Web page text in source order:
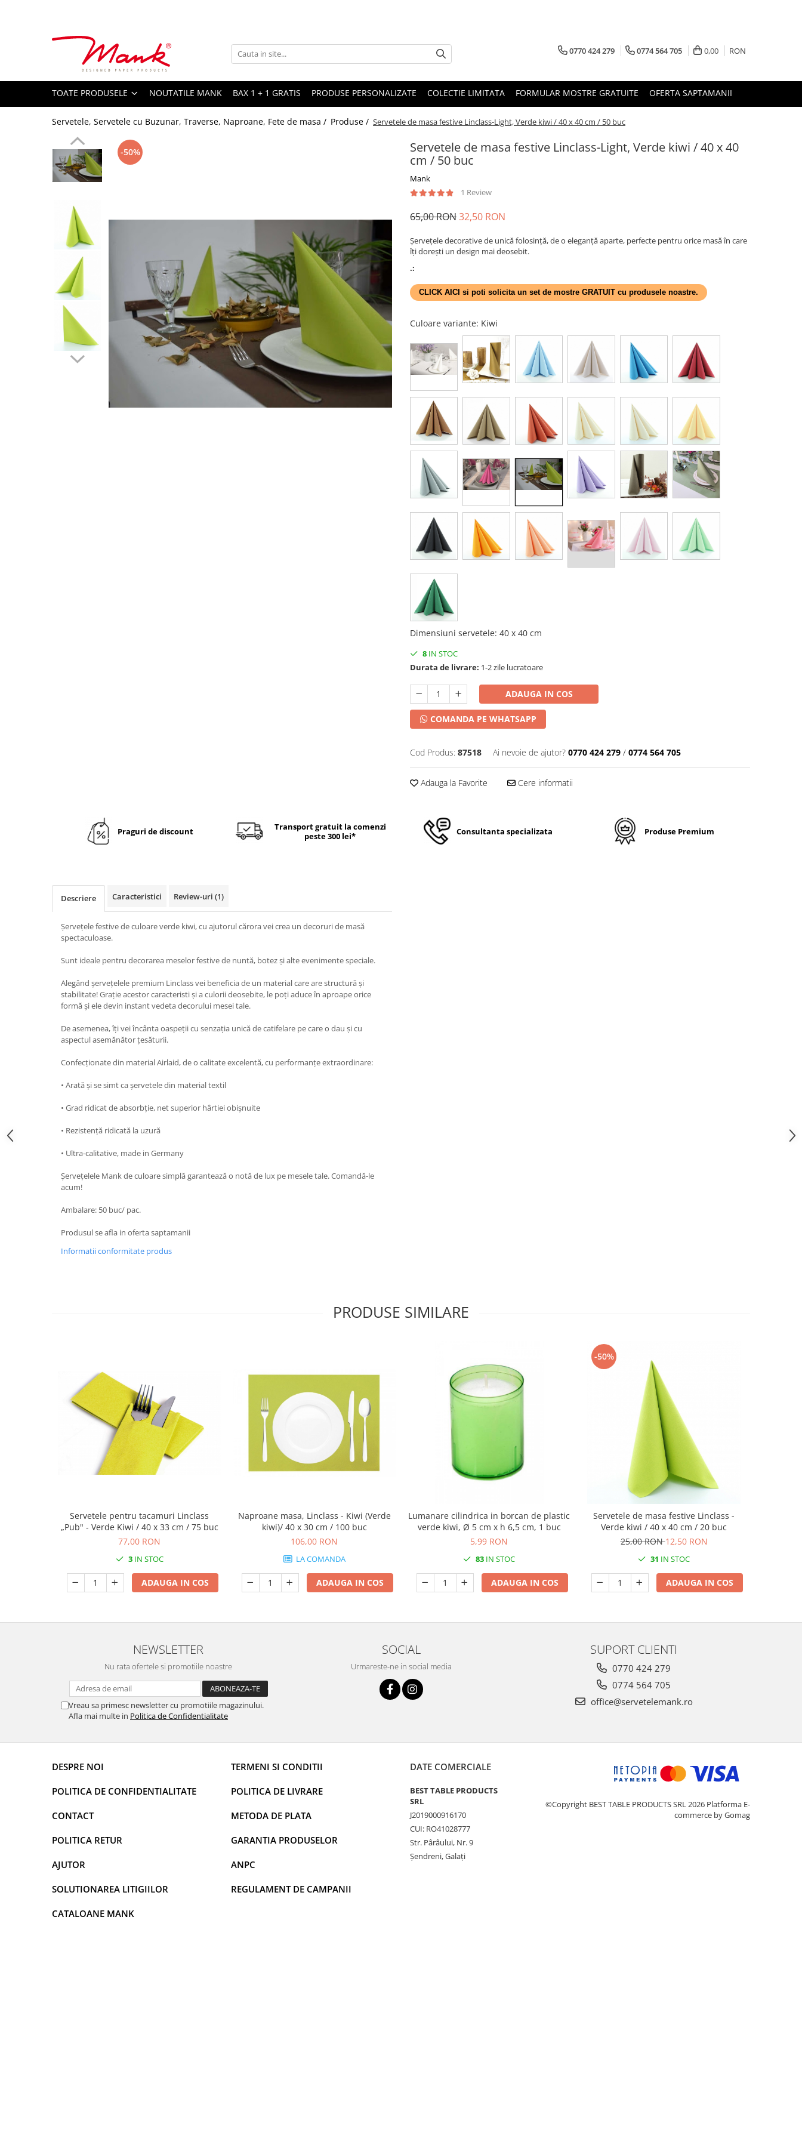
Toate Produsele
IMPRIMEU
SERVETELE FESTIVE
CULORI UNI
ANIVERSARE SAU BOTEZ
UNICE, Gama SPANLIN
TEMATICA MARINA - PESCARESTI
RUSTICE - VANATORESTI
VALENTINE'S DAY /DRAGOBETE
IARNA-CRACIUN-REVELION
DECOR ARGINTIU & GRI
DECOR BRONZ
DECOR PORTOCALIU & CARAMIZIU
DECOR CREM
DECOR BEJ & MARO
DECOR NUNTA & LOGODNA
DECOR BOTEZ
DECOR EVENIMENTE CORPORATE
TEMATICA MARINA
TEMATICA MEDITERANEANA
TEMATICA BOTANICA / VEGETALA
TEMATICA RUSTICA
TEMATICA ROMANTICA
DECOR 1 & 8 MARTIE
DECOR PASTE
TEMATICA CULINARA
DECOR MOS NICOLAE
DECOR BABY SHOWER
0770 424 279 0774 564 705 0,00 RON
TOATE PRODUSELE NOUTATILE MANK BAX 1 + 1 GRATIS PRODUSE PERSONALIZATE COLECTIE LIMITATA FORMULAR MOSTRE GRATUITE OFERTA SAPTAMANII
Servetele, Servetele cu Buzunar, Traverse, Naproane, Fete de masa / Produse / Servetele de masa festive Linclass-Light, Verde kiwi / 40 x 40 cm / 50 buc
Servetele de masa festive Linclass-Light, Verde kiwi / 40 x 40
cm / 50 buc
Mank
1 Review
-50%
65,00 RON32,50 RON
Șervețele decorative de unică folosință, de o eleganță aparte, perfecte pentru orice masă în care
îți dorești un design mai deosebit.
.:
CLICK AICI si poti solicita un set de mostre GRATUIT cu produsele noastre.
Culoare variante: Kiwi
Dimensiuni servetele: 40 x 40 cm
8 IN STOC
Durata de livrare: 1-2 zile lucratoare
ADAUGA IN COS
COMANDA PE WHATSAPP
Cod Produs: 87518 Ai nevoie de ajutor? 0770 424 279 / 0774 564 705
Adauga la Favorite Cere informatii
Praguri de discount
Transport gratuit la comenzi
peste 300 lei*
Consultanta specializata Produse Premium
Descriere Caracteristici Review-uri (1)
Șervețele festive de culoare verde kiwi, cu ajutorul cărora vei crea un decoruri de masă
spectaculoase.
Sunt ideale pentru decorarea meselor festive de nuntă, botez și alte evenimente speciale.
Alegând șervețelele premium Linclass vei beneficia de un material care are structură și
stabilitate! Grație acestor caracteristi și a culorii deosebite, le poți aduce în aproape orice
formă și ele devin instant vedeta decorului mesei tale.
De asemenea, îți vei încânta oaspeții cu senzația unică de catifelare pe care o dau și cu
aspectul asemănător țesăturii.
Confecționate din material Airlaid, de o calitate excelentă, cu performanțe extraordinare:
• Arată și se simt ca șervetele din material textil
• Grad ridicat de absorbție, net superior hârtiei obișnuite
• Rezistență ridicată la uzură
• Ultra-calitative, made in Germany
Șervețelele Mank de culoare simplă garantează o notă de lux pe mesele tale. Comandă-le
acum!
Ambalare: 50 buc/ pac.
Produsul se afla in oferta saptamanii
Informatii conformitate produs
PRODUSE SIMILARE
Servetele pentru tacamuri Linclass
„Pub" - Verde Kiwi / 40 x 33 cm / 75 buc
77,00 RON
3IN STOC
ADAUGA IN COS
Naproane masa, Linclass - Kiwi (Verde
kiwi)/ 40 x 30 cm / 100 buc
106,00 RON
LA COMANDA
ADAUGA IN COS
Lumanare cilindrica in borcan de plastic
verde kiwi, Ø 5 cm x h 6,5 cm, 1 buc
5,99 RON
83 IN STOC
ADAUGA IN COS
-50%
Servetele de masa festive Linclass -
Verde kiwi / 40 x 40 cm / 20 buc
25,00 RON12,50 RON
31 IN STOC
ADAUGA IN COS
NEWSLETTER
Nu rata ofertele si promotiile noastre
Vreau sa primesc newsletter cu promotiile magazinului.
Afla mai multe in Politica de Confidentialitate
SOCIAL
Urmareste-ne in social media
SUPORT CLIENTI
0770 424 279
0774 564 705
office@servetelemank.ro
DESPRE NOI
POLITICA DE CONFIDENTIALITATE
CONTACT
POLITICA RETUR
AJUTOR
SOLUTIONAREA LITIGIILOR
CATALOANE MANK
TERMENI SI CONDITII
POLITICA DE LIVRARE
METODA DE PLATA
GARANTIA PRODUSELOR
ANPC
REGULAMENT DE CAMPANII
DATE COMERCIALE
BEST TABLE PRODUCTS
SRL
J2019000916170
CUI: RO41028777
Str. Pârâului, Nr. 9
Șendreni, Galați
©Copyright BEST TABLE PRODUCTS SRL 2026 Platforma E-
commerce by Gomag